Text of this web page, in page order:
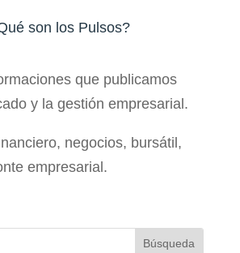
son los Pulsos?
que publicamos
y la gestión empresarial.
negocios, bursátil,
empresarial.